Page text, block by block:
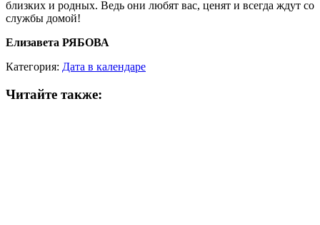
близких и родных. Ведь они любят вас, ценят и всегда ждут со
службы домой!
Елизавета РЯБОВА
Категория: Дата в календаре
Читайте также: